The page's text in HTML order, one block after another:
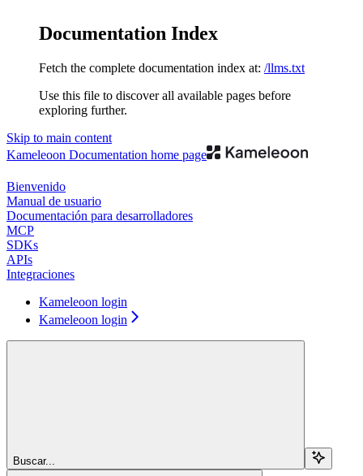
Documentation Index
Fetch the complete documentation index at: /llms.txt
Use this file to discover all available pages before
exploring further.
Skip to main content
Kameleoon Documentation home page
Bienvenido
Manual de usuario
Documentación para desarrolladores
MCP
SDKs
APIs
Integraciones
Kameleoon login
Kameleoon login
Buscar...